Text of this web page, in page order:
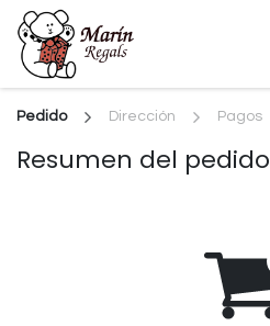
Ir al contenido
Pedido Dirección Pagos
Resumen del pedido